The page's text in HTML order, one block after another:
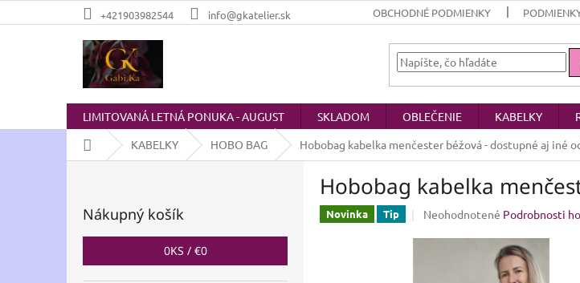
na
+421903982544 info@gkatelier.sk OBCHODNÉ PODMIENKY
LIMITOVANÁ LETNÁ PONUKA - AUGUST SKLADOM OBLEČENIE KABELKY
DomovKABELKY HOBO BAG Hobobag kabelka menčester béžová - dostupné aj iné
Nákupný košík
0KS / €0
Hobobag kabelka
Novinka Tip
Priemerné
Neohodnotené Podrobnosti